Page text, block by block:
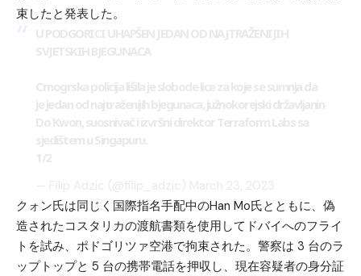
束したと発表した。
クォン氏は同じく国際指名手配中のHan Mo氏とともに、偽
造されたコスタリカの渡航書類を使用してドバイへのフライ
トを試み、ポドゴリツァ空港で拘束された。警察は 3 台のラ
ップトップと 5 台の携帯電話を押収し、現在容疑者の身分証